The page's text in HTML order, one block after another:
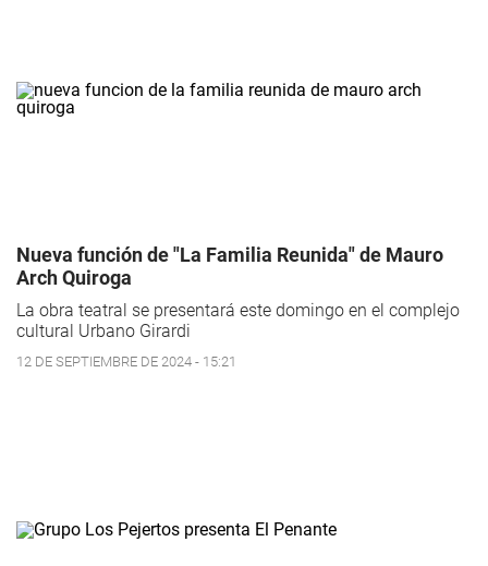
Nueva función de "La Familia Reunida" de Mauro
Arch Quiroga
La obra teatral se presentará este domingo en el complejo
cultural Urbano Girardi
12 DE SEPTIEMBRE DE 2024 - 15:21